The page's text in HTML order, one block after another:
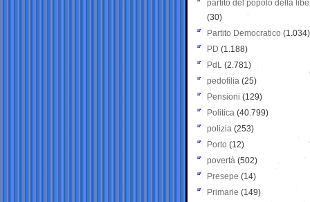
partito del popolo della
(30)
Partito Democratico (1.034)
PD (1.188)
PdL (2.781)
pedofilia (25)
Pensioni (129)
Politica (40.799)
polizia (253)
Porto (12)
povertà (502)
Presepe (14)
Primarie (149)